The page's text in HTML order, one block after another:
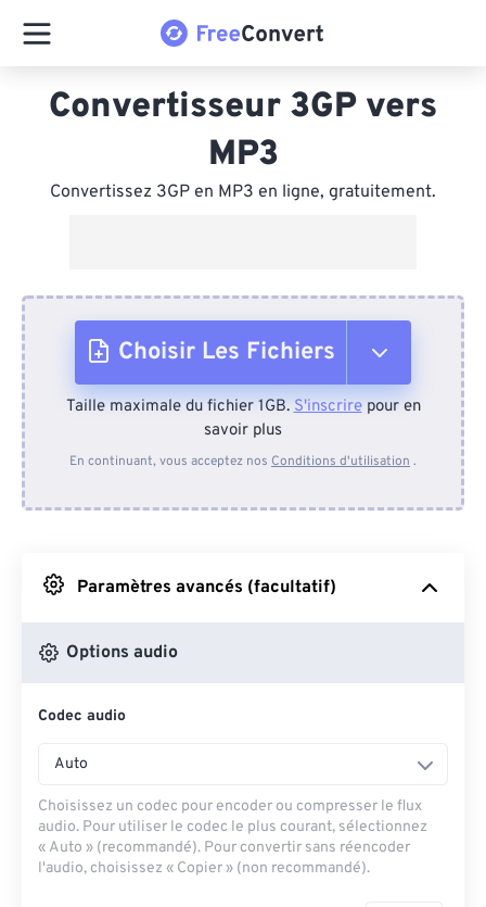
Convertisseur 3GP vers
MP3
Convertissez 3GP en MP3 en ligne, gratuitement.
Choisir Les Fichiers
Depuis l'appareil
Depuis Google Drive
Depuis OneDrive
Taille maximale du fichier 1GB.S'inscrirepour en
savoir plus
En continuant, vous acceptez nos Conditions d'utilisation .
Paramètres avancés (facultatif)
Options audio
Codec audio
Auto
Choisissez un codec pour encoder ou compresser le flux
audio. Pour utiliser le codec le plus courant, sélectionnez
« Auto » (recommandé). Pour convertir sans réencoder
l'audio, choisissez « Copier » (non recommandé).